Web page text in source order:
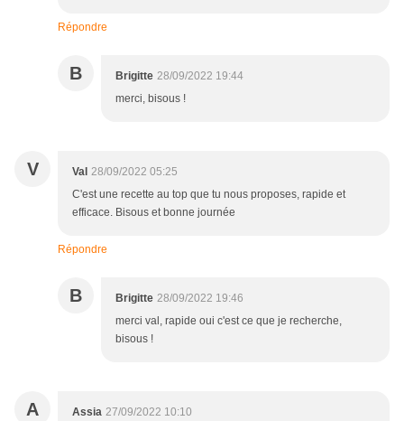
Répondre
B Brigitte 28/09/2022 19:44
merci, bisous !
V Val 28/09/2022 05:25
C'est une recette au top que tu nous proposes, rapide et
efficace. Bisous et bonne journée
Répondre
B Brigitte 28/09/2022 19:46
merci val, rapide oui c'est ce que je recherche,
bisous !
A Assia 27/09/2022 10:10